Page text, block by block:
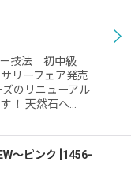
ー技法 初中級
リーフェア発売
のリニューアル
！ 天然石ヘ…
〜ピンク 1456-